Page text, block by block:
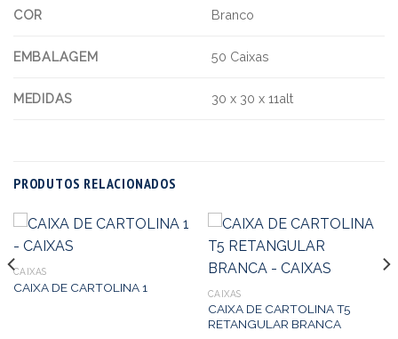
COR Branco
EMBALAGEM 50 Caixas
MEDIDAS 30 x 30 x 11alt
PRODUTOS RELACIONADOS
CAIXAS
CAIXA DE CARTOLINA 1 CAIXAS
CAIXA DE CARTOLINA T5
RETANGULAR BRANCA